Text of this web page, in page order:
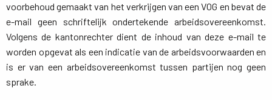
voorbehoud gemaakt van het verkrijgen van een VOG en bevat de
e-mail geen schriftelijk ondertekende arbeidsovereenkomst.
Volgens de kantonrechter dient de inhoud van deze e-mail te
worden opgevat als een indicatie van de arbeidsvoorwaarden en
is er van een arbeidsovereenkomst tussen partijen nog geen
sprake.